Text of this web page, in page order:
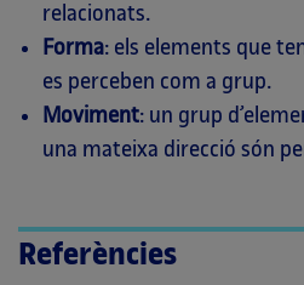
relacionats.
Forma: els elements que
es perceben com a grup.
Moviment: un grup
una mateixa direcció són
Referències